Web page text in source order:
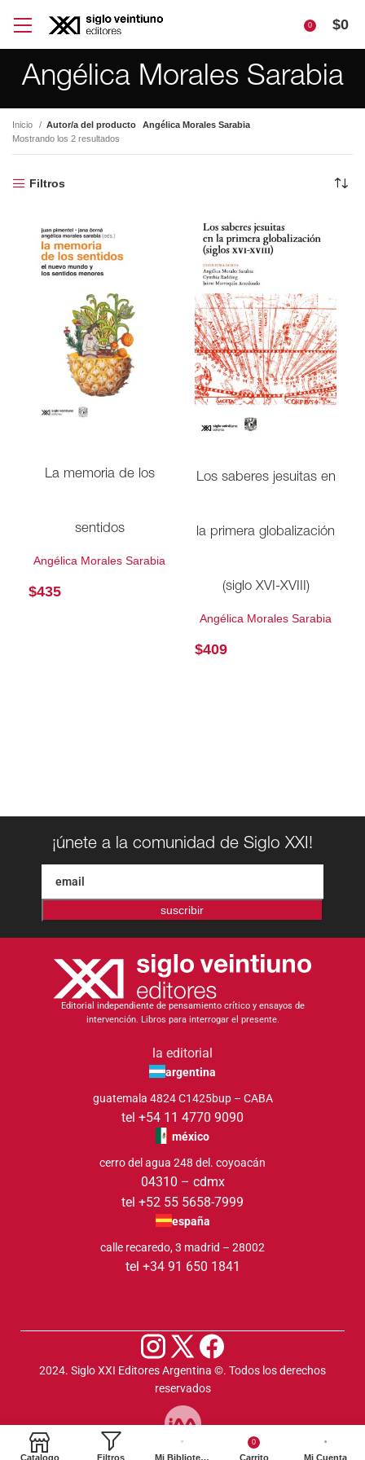
0 $0
Angélica Morales Sarabia
Inicio Autor/a del producto
Angélica Morales Sarabia
Mostrando los 2 resultados
Filtros
La memoria de los
sentidos
Angélica Morales Sarabia
$435
Los saberes jesuitas en
la primera globalización
(siglo XVI-XVIII)
Angélica Morales Sarabia
$409
¡únete a la comunidad de Siglo XXI!
suscribir
Editorial independiente de pensamiento crítico y ensayos de
intervención. Libros para interrogar el presente.
la editorial
argentina
guatemala 4824 C1425bup – CABA
tel +54 11 4770 9090
méxico
cerro del agua 248 del. coyoacán
04310 – cdmx
tel +52 55 5658-7999
españa
calle recaredo, 3 madrid – 28002
tel +34 91 650 1841
2024. Siglo XXI Editores Argentina ©️. Todos los derechos
reservados
Catalogo Filtros Mi Biblioteca
0
Carrito Mi Cuenta